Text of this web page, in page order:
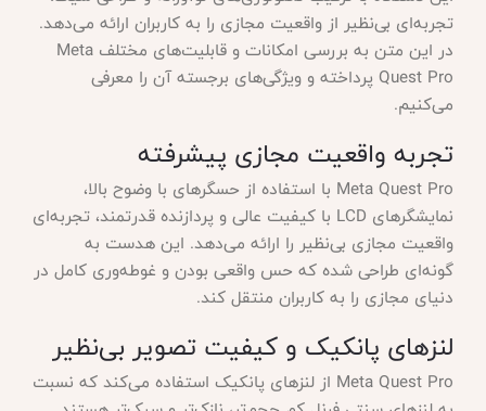
تجربه‌ای بی‌نظیر از واقعیت مجازی را به کاربران ارائه می‌دهد.
در این متن به بررسی امکانات و قابلیت‌های مختلف Meta
Quest Pro پرداخته و ویژگی‌های برجسته آن را معرفی
می‌کنیم.
تجربه واقعیت مجازی پیشرفته
Meta Quest Pro با استفاده از حسگرهای با وضوح بالا،
نمایشگرهای LCD با کیفیت عالی و پردازنده قدرتمند، تجربه‌ای
واقعیت مجازی بی‌نظیر را ارائه می‌دهد. این هدست به
گونه‌ای طراحی شده که حس واقعی بودن و غوطه‌وری کامل در
دنیای مجازی را به کاربران منتقل کند.
لنزهای پانکیک و کیفیت تصویر بی‌نظیر
Meta Quest Pro از لنزهای پانکیک استفاده می‌کند که نسبت